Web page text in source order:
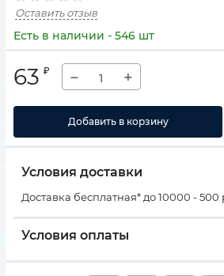
Оставить отзыв
Есть в наличии - 546 шт
63 ₽ − +
Добавить в корзину
Условия доставки
Доставка бесплатная* до 10000 - 500
Условия оплаты